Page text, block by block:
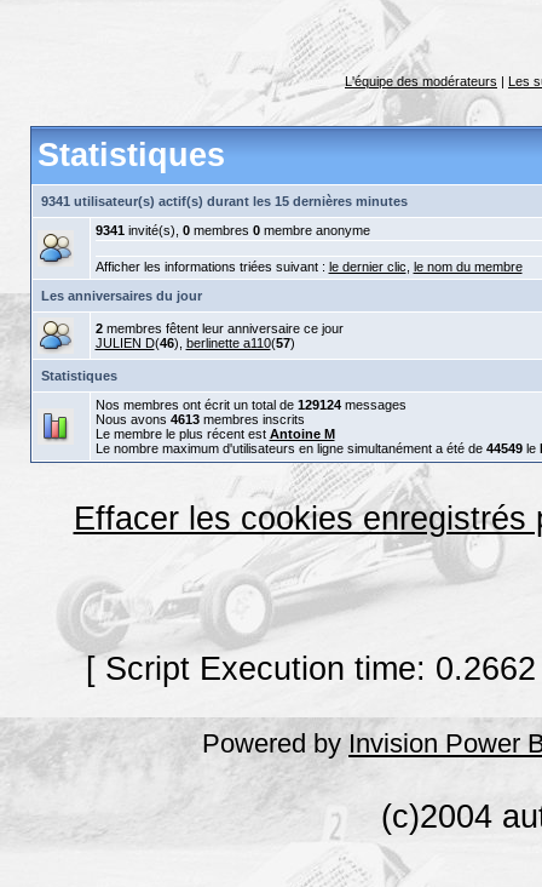
L'équipe des modérateurs | Les
Statistiques
9341 utilisateur(s) actif(s) durant les 15 dernières minutes
9341invité(s), 0membres 0membre anonyme
Afficher les informations triées suivant : le dernier clic le nom du membre
Les anniversaires du jour
2membres fêtent leur anniversaire ce jour
JULIEN D(46), berlinette a110(57)
Statistiques
Nos membres ont écrit un total de 129124messages
Nous avons 4613membres inscrits
Le membre le plus récent est Antoine M
Le nombre maximum d'utilisateurs en ligne simultanément a été de 44549le
Effacer les cookies enregistrés
[ Script Execution time:
Powered by Invision Power
(c)2004